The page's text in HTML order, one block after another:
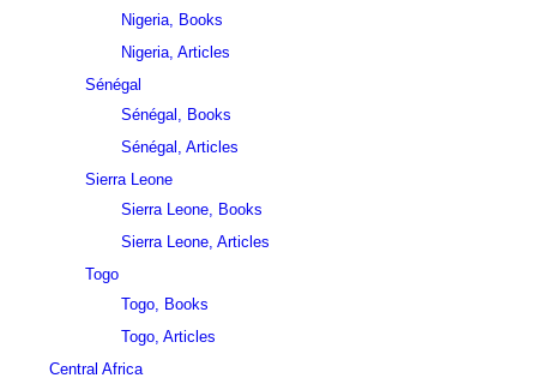
Nigeria, Books
Nigeria, Articles
Sénégal
Sénégal, Books
Sénégal, Articles
Sierra Leone
Sierra Leone, Books
Sierra Leone, Articles
Togo
Togo, Books
Togo, Articles
Central Africa